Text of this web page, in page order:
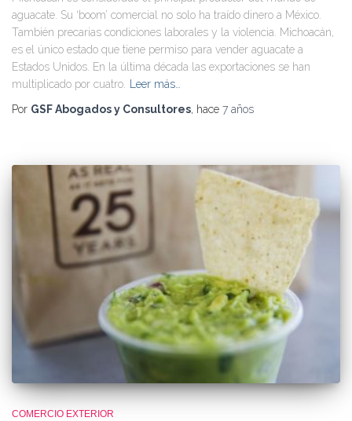
aguacate. Su ‘boom’ comercial no solo ha traído dinero a México.
También precarias condiciones laborales y la violencia. Michoacán,
es el único estado que tiene permiso para vender aguacate a
Estados Unidos. En la última década las exportaciones se han
multiplicado por cuatro.
Leer más…
Por GSF Abogados y Consultores, hace 7 años
COMERCIO EXTERIOR